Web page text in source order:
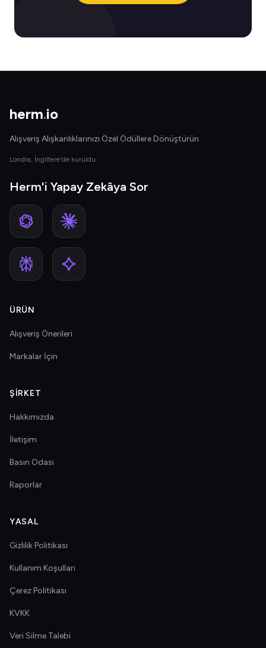
herm.io
Alışveriş Alışkanlıklarınızı Özel Ödüllere Dönüştürün
Londra, İngiltere'de kuruldu
Herm'i Yapay Zekâya Sor
ÜRÜN
Alışveriş Önerileri
Markalar İçin
ŞIRKET
Hakkımızda
İletişim
Basın Odası
Raporlar
YASAL
Gizlilik Politikası
Kullanım Koşulları
Çerez Politikası
KVKK
Veri Silme Talebi